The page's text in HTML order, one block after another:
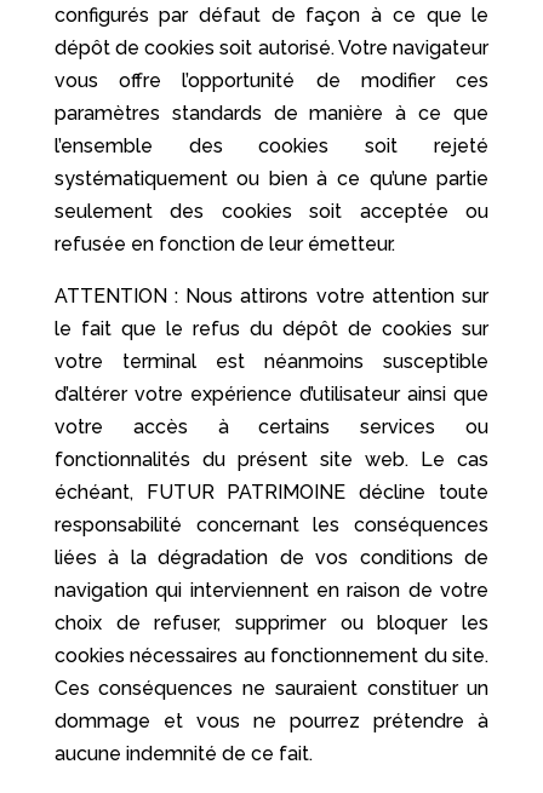
configurés par défaut de façon à ce que le
dépôt de cookies soit autorisé. Votre navigateur
vous offre l’opportunité de modifier ces
paramètres standards de manière à ce que
l’ensemble des cookies soit rejeté
systématiquement ou bien à ce qu’une partie
seulement des cookies soit acceptée ou
refusée en fonction de leur émetteur.
ATTENTION : Nous attirons votre attention sur
le fait que le refus du dépôt de cookies sur
votre terminal est néanmoins susceptible
d’altérer votre expérience d’utilisateur ainsi que
votre accès à certains services ou
fonctionnalités du présent site web. Le cas
échéant, FUTUR PATRIMOINE décline toute
responsabilité concernant les conséquences
liées à la dégradation de vos conditions de
navigation qui interviennent en raison de votre
choix de refuser, supprimer ou bloquer les
cookies nécessaires au fonctionnement du site.
Ces conséquences ne sauraient constituer un
dommage et vous ne pourrez prétendre à
aucune indemnité de ce fait.